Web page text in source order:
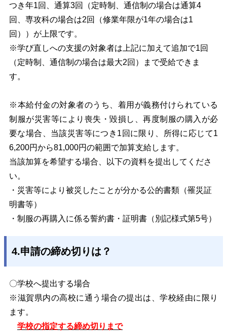
つき年1回、通算3回（定時制、通信制の場合は通算4
回、専攻科の場合は2回（修業年限が1年の場合は1
回））が上限です。
※学び直しへの⽀援の対象者は上記に加えて追加で1回
（定時制、通信制の場合は最⼤2回）まで受給できま
す。
※本給付金の対象者のうち、着用が義務付けられている
制服が災害等により喪失・毀損し、再度制服の購入が必
要な場合、当該災害等につき1回に限り、所得に応じて1
6,200円から81,000円の範囲で加算支給します。
当該加算を希望する場合、以下の資料を提出してくださ
い。
・災害等により被災したことが分かる公的書類（罹災証
明書等）
・制服の再購入に係る誓約書・証明書（別記様式第5号）
4.申請の締め切りは？
〇学校へ提出する場合
※滋賀県内の高校に通う場合の提出は、学校経由に限り
ます。
学校の指定する締め切りまで